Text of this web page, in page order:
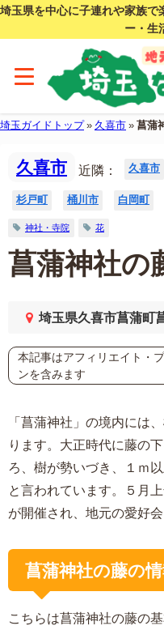
埼玉県を中心に子連れや家族で
ー・生
埼玉ガイドトップ» 久喜市 » 菖蒲
久喜市 近隣： 久喜市
杉戸町 桶川市 白岡町
神社・寺院 花
菖蒲神社の
埼玉県久喜市菖蒲町
本記事はアフィリエイト・
ンを含みます
「菖蒲神社」の境内には
ります。大正時代に藤の
ろ、樹が勢いづき、１ｍ
と言われています。５月
が開催され、地元の愛好
菖蒲神社の藤の
こちらは菖蒲神社の藤の